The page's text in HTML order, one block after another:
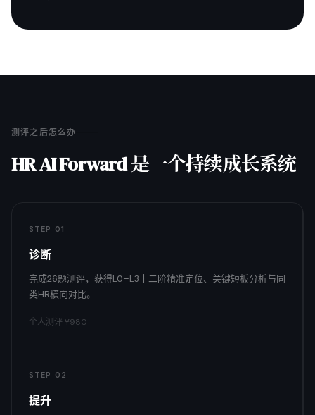
测评之后怎么办
HR AI Forward 是一个持续成长系统
STEP 01
诊断
完成26题测评，获得L0–L3十二阶精准定位、关键短板分析与同
类HR横向对比。
个人测评 ¥980
STEP 02
提升